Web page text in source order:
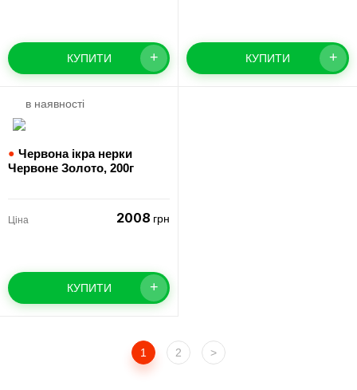
+
КУПИТИ +
КУПИТИ
в наявності
● Червона ікра нерки
Червоне Золото, 200г
Ціна 2008 грн
+
КУПИТИ
1 2 >